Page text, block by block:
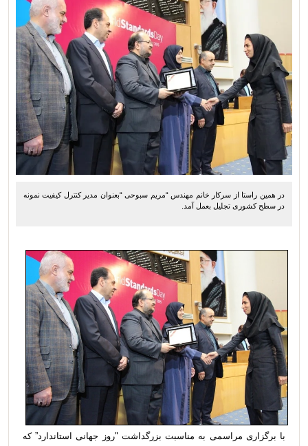
در همین راستا از سرکار خانم مهندس “مریم سبوحی “بعنوان مدیر کنترل کیفیت نمونه
در سطح کشوری تجلیل بعمل آمد.
با برگزاری مراسمی به مناسبت بزرگداشت "روز جهانی استاندارد” که